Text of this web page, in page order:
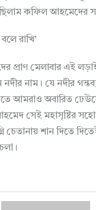
কফিল আহমেদের
রাখি’
প্রাণ মেলাবার এই
নাম। যে নদীর
আমরাও অবারিত
সেই মহাসৃষ্টির
চেতানায় শান দিতে